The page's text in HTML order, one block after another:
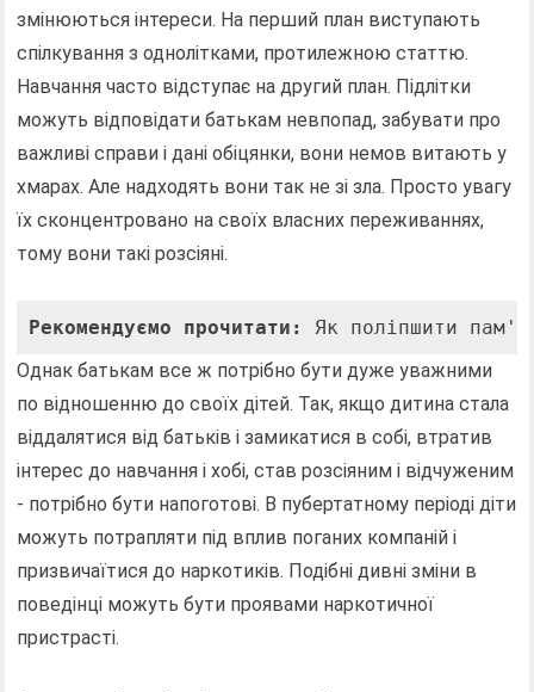
змінюються інтереси. На перший план виступають
спілкування з однолітками, протилежною статтю.
Навчання часто відступає на другий план. Підлітки
можуть відповідати батькам невпопад, забувати про
важливі справи і дані обіцянки, вони немов витають у
хмарах. Але надходять вони так не зі зла. Просто увагу
їх сконцентровано на своїх власних переживаннях,
тому вони такі розсіяні.
Рекомендуємо прочитати:
Як поліпшити
Однак батькам все ж потрібно бути дуже уважними
по відношенню до своїх дітей. Так, якщо дитина стала
віддалятися від батьків і замикатися в собі, втратив
інтерес до навчання і хобі, став розсіяним і відчуженим
- потрібно бути напоготові. В пубертатному періоді діти
можуть потрапляти під вплив поганих компаній і
призвичаїтися до наркотиків. Подібні дивні зміни в
поведінці можуть бути проявами наркотичної
пристрасті.